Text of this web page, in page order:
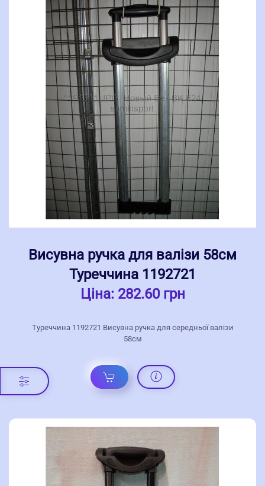
Висувна ручка для валізи 58см
Туреччина 1192721
Ціна: 282.60 грн
Туреччина 1192721 Висувна ручка для середньої валізи
58см